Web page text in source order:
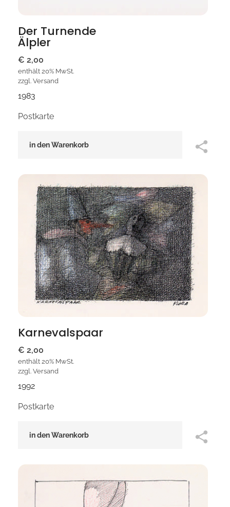
Der Turnende
Älpler
€ 2,00
enthält 20% MwSt.
zzgl. Versand
1983
Postkarte
in den Warenkorb
Karnevalspaar
€ 2,00
enthält 20% MwSt.
zzgl. Versand
1992
Postkarte
in den Warenkorb